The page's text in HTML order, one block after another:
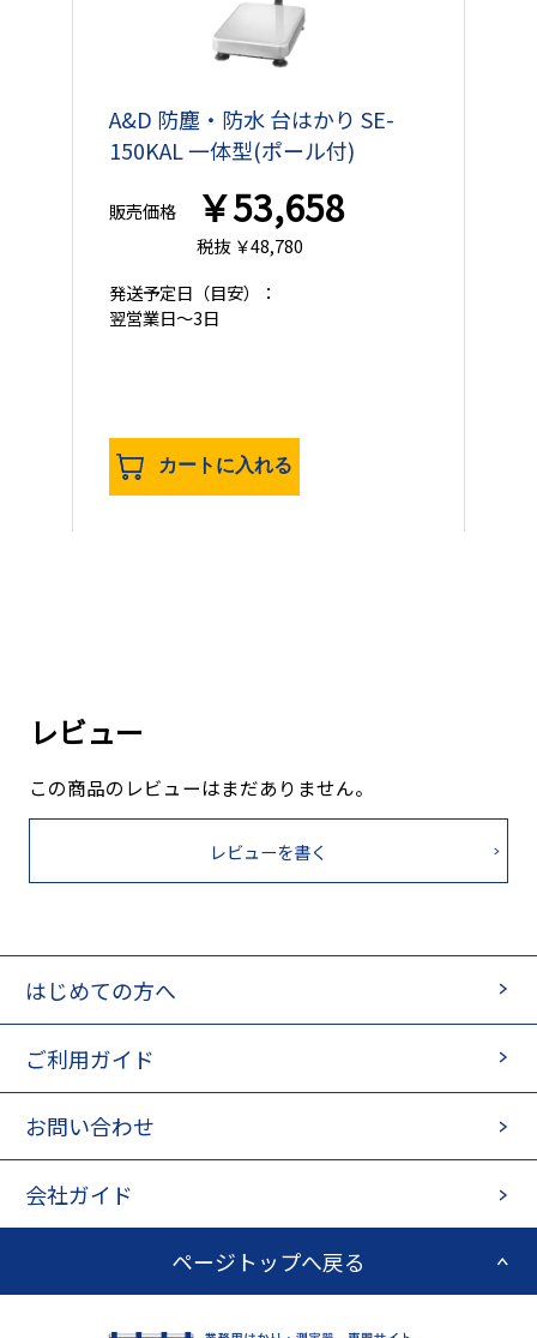
A&D 防塵・防水 台はかり SE-
150KAL 一体型(ポール付)
販売価格 ￥53,658
税抜 ￥48,780
発送予定日 （目安）：
翌営業日～3日
カートに入れる
レビュー
この商品のレビューはまだありません。
レビューを書く
はじめての方へ
ご利用ガイド
お問い合わせ
会社ガイド
ページトップへ戻る